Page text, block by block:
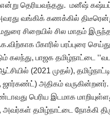
என்று தெரியவந்தது. மனீஷ்
வங்கிக் கணக்கில்
சிறையில் சில மாதம்
பீகாரில் பரப்புரை
பாஜக தமிழ்நாட்டை ‘‘வட
(2021 முதல்),
ஜார்கண்ட்) அதிகம்
பெரிய இடமாக
தமிழ்நாட்டை நோக்கி